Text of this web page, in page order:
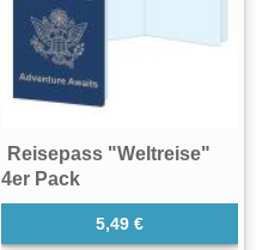
Reisepass "Weltreise"
4er Pack
5,49 €